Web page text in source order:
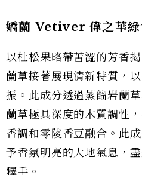
嬌蘭 Vetiver 偉之華綠
以杜松果略帶苦澀的芳香
蘭草接著展現清新特質，
振。此成分透過蒸餾岩蘭
蘭草極具深度的木質調性
香調和零陵香豆融合。此
予香氛明亮的大地氣息，
釋手。